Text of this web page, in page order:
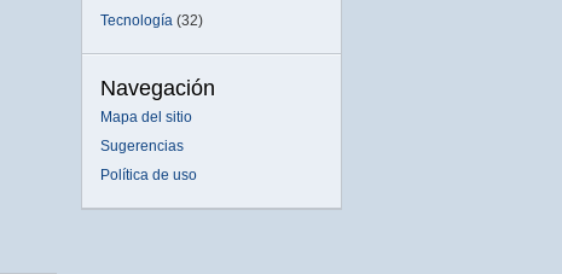
Tecnología (32)
Navegación
Mapa del sitio
Sugerencias
Política de uso